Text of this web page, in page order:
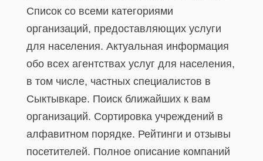
Список со всеми категориями
организаций, предоставляющих услуги
для населения. Актуальная информация
обо всех агентствах услуг для населения,
в том числе, частных специалистов в
Сыктывкаре. Поиск ближайших к вам
организаций. Сортировка учреждений в
алфавитном порядке. Рейтинги и отзывы
посетителей. Полное описание компаний